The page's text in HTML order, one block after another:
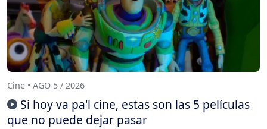
Cine • AGO 5 / 2026
Si hoy va pa'l cine, estas son las 5 películas
que no puede dejar pasar